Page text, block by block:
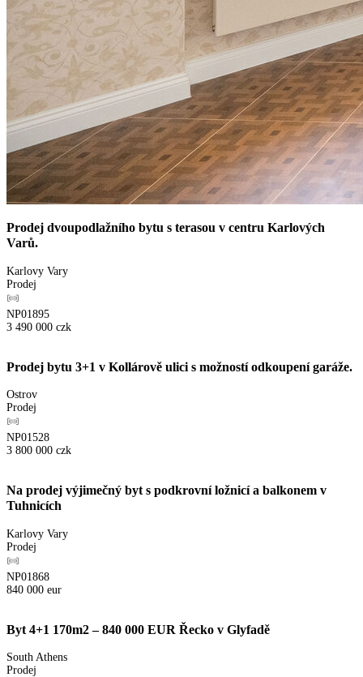
Prodej dvoupodlažního bytu s terasou v centru Karlových
Varů.
Karlovy Vary
Prodej
NP01895
3 490 000 czk
Prodej bytu 3+1 v Kollárově ulici s možností odkoupení garáže.
Ostrov
Prodej
NP01528
3 800 000 czk
Na prodej výjimečný byt s podkrovní ložnicí a balkonem v
Tuhnicích
Karlovy Vary
Prodej
NP01868
840 000 eur
Byt 4+1 170m2 – 840 000 EUR Řecko v Glyfadě
South Athens
Prodej